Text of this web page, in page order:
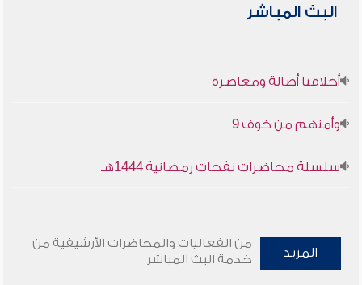
البث المباشر
أخلاقنا أصالة ومعاصرة
وأمنهم من خوف 9
سلسلة محاضرات نفحات رمضانية 1444هـ
المزيد
من الفعاليات والمحاضرات الأرشيفية من
خدمة البث المباشر